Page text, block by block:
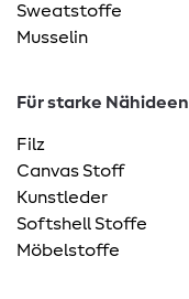
Sweatstoffe
Musselin
Für starke Nähideen
Filz
Canvas Stoff
Kunstleder
Softshell Stoffe
Möbelstoffe